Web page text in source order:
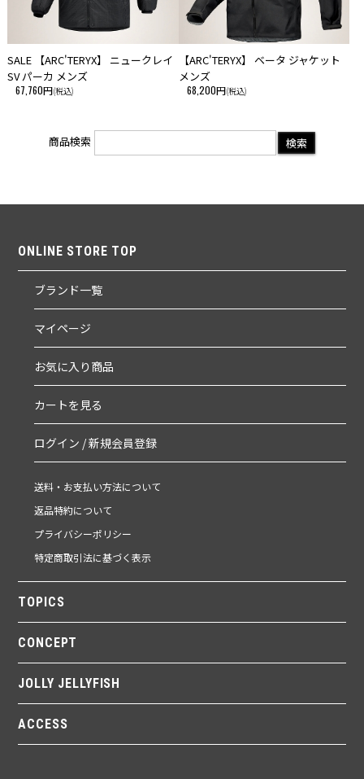
SALE 【ARC'TERYX】 ニュークレイ
SV パーカ メンズ
67,760円(税込)
【ARC'TERYX】 ベータ ジャケット
メンズ
68,200円(税込)
商品検索
ONLINE STORE TOP
ブランド一覧
マイページ
お気に入り商品
カートを見る
ログイン / 新規会員登録
送料・お支払い方法について
返品特約について
プライバシーポリシー
特定商取引法に基づく表示
TOPICS
CONCEPT
JOLLY JELLYFISH
ACCESS